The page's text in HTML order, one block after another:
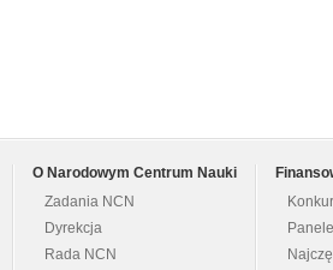
O Narodowym Centrum Nauki
Zadania NCN
Dyrekcja
Rada NCN